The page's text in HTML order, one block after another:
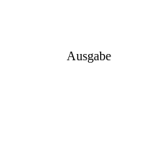
Ausgabe